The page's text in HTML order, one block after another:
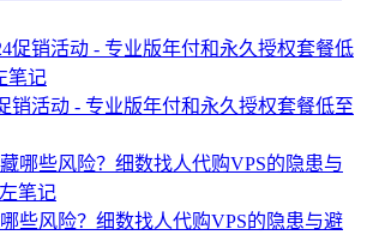
销活动 - 专业版年付和永久授权套餐低至
些风险？细数找人代购VPS的隐患与避